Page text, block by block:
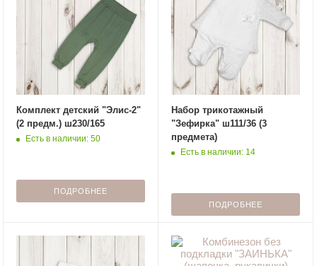
Комплект детский "Элис-2"
(2 предм.) ш230/165
Есть в наличии: 50
ПОДРОБНЕЕ
Набор трикотажный
"Зефирка" ш111/36 (3
предмета)
Есть в наличии: 14
ПОДРОБНЕЕ